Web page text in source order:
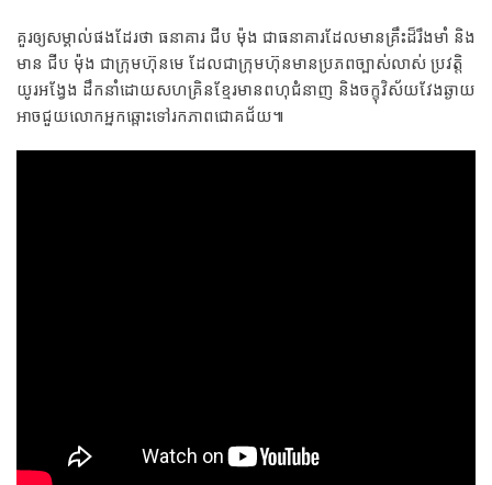
គួរឲ្យសម្គាល់ផងដែរថា ធនាគារ ជីប ម៉ុង ជាធនាគារដែលមានគ្រឹះដ៏រឹងមាំ និង
មាន ជីប ម៉ុង ជាក្រុមហ៊ុនមេ ដែលជាក្រុមហ៊ុនមានប្រភពច្បាស់លាស់ ប្រវត្ដិ
យូរអង្វែង ដឹកនាំដោយសហគ្រិនខ្មែរមានពហុជំនាញ និងចក្ខុវិស័យវែងឆ្ងាយ
អាចជួយលោកអ្នកឆ្ពោះទៅរកភាពជោគជ័យ៕